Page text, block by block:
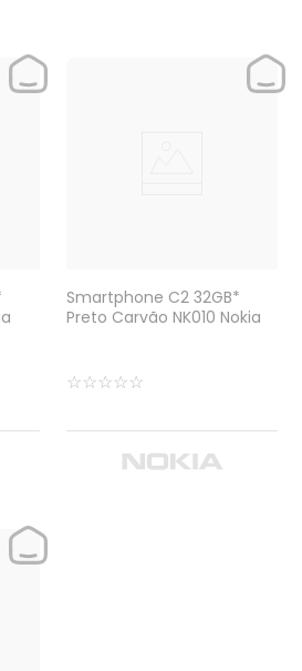
Smartphone C2 32GB*
Preto Carvão NK010 Nokia
☆☆☆☆☆